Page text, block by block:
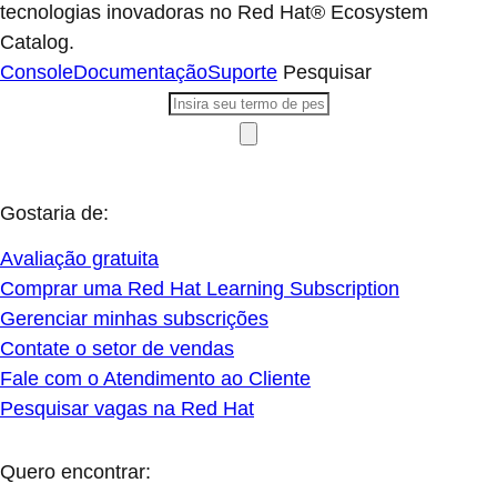
tecnologias inovadoras no Red Hat® Ecosystem
Catalog.
ConsoleDocumentaçãoSuporte Pesquisar
Gostaria de:
Avaliação gratuita
Comprar uma Red Hat Learning Subscription
Gerenciar minhas subscrições
Contate o setor de vendas
Fale com o Atendimento ao Cliente
Pesquisar vagas na Red Hat
Quero encontrar: